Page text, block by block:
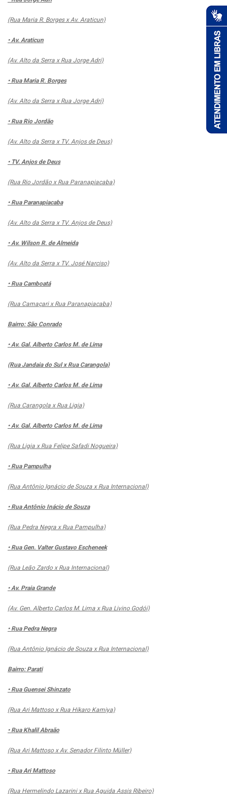
(Rua Maria R. Borges x Av. Araticun)
• Av. Araticun
(Av. Alto da Serra x Rua Jorge Adri)
• Rua Maria R. Borges
(Av. Alto da Serra x Rua Jorge Adri)
• Rua Rio Jordão
(Av. Alto da Serra x TV. Anjos de Deus)
• TV. Anjos de Deus
(Rua Rio Jordão x Rua Paranapiacaba)
• Rua Paranapiacaba
(Av. Alto da Serra x TV. Anjos de Deus)
• Av. Wilson R. de Almeida
(Av. Alto da Serra x TV. José Narciso)
• Rua Camboatá
(Rua Camaçari x Rua Paranapiacaba)
Bairro: São Conrado
• Av. Gal. Alberto Carlos M. de Lima
(Rua Jandaia do Sul x Rua Carangola)
• Av. Gal. Alberto Carlos M. de Lima
(Rua Carangola x Rua Ligia)
• Av. Gal. Alberto Carlos M. de Lima
(Rua Ligia x Rua Felipe Safadi Nogueira)
• Rua Pampulha
(Rua Antônio Ignácio de Souza x Rua Internacional)
• Rua Antônio Inácio de Souza
(Rua Pedra Negra x Rua Pampulha)
• Rua Gen. Valter Gustavo Escheneek
(Rua Leão Zardo x Rua Internacional)
• Av. Praia Grande
(Av. Gen. Alberto Carlos M. Lima x Rua Livino Godói)
• Rua Pedra Negra
(Rua Antônio Ignácio de Souza x Rua Internacional)
Bairro: Parati
• Rua Guensei Shinzato
(Rua Ari Mattoso x Rua Hikaro Kamiya)
• Rua Khalil Abraão
(Rua Ari Mattoso x Av. Senador Filinto Müller)
• Rua Ari Mattoso
(Rua Hermelindo Lazarini x Rua Aguida Assis Ribeiro)